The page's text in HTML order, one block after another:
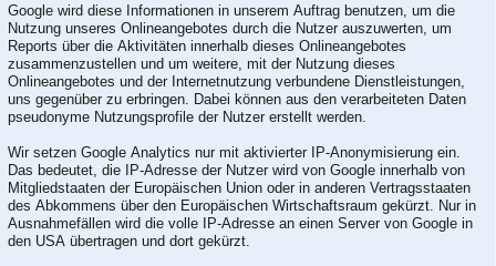
Google wird diese Informationen in unserem Auftrag benutzen, um die
Nutzung unseres Onlineangebotes durch die Nutzer auszuwerten, um
Reports über die Aktivitäten innerhalb dieses Onlineangebotes
zusammenzustellen und um weitere, mit der Nutzung dieses
Onlineangebotes und der Internetnutzung verbundene Dienstleistungen,
uns gegenüber zu erbringen. Dabei können aus den verarbeiteten Daten
pseudonyme Nutzungsprofile der Nutzer erstellt werden.
Wir setzen Google Analytics nur mit aktivierter IP-Anonymisierung ein.
Das bedeutet, die IP-Adresse der Nutzer wird von Google innerhalb von
Mitgliedstaaten der Europäischen Union oder in anderen Vertragsstaaten
des Abkommens über den Europäischen Wirtschaftsraum gekürzt. Nur in
Ausnahmefällen wird die volle IP-Adresse an einen Server von Google in
den USA übertragen und dort gekürzt.